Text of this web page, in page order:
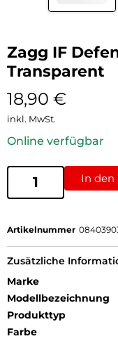
Zagg IF
Transparent
18,90 €
inkl. MwSt.
Online verfügbar
In den
Artikelnummer
Zusätzliche
Marke
Modellbezeichnung
Produkttyp
Farbe